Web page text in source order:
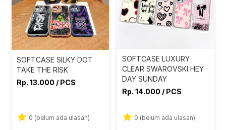
SOFTCASE SILKY DOT
TAKE THE RISK
Rp. 13.000 / PCS
0 (belum ada ulasan)
SOFTCASE LUXURY
CLEAR SWAROVSKI HEY
DAY SUNDAY
Rp. 14.000 / PCS
0 (belum ada ulasan)